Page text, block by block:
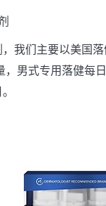
我们主要以美国
，男式专用落健每